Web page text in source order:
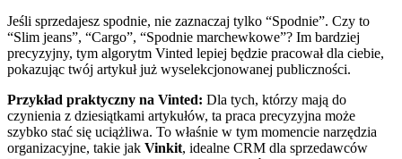
Jeśli sprzedajesz spodnie, nie zaznaczaj tylko “Spodnie”. Czy to
“Slim jeans”, “Cargo”, “Spodnie marchewkowe”? Im bardziej
precyzyjny, tym algorytm Vinted lepiej będzie pracował dla ciebie,
pokazując twój artykuł już wyselekcjonowanej publiczności.
Przykład praktyczny na Vinted: Dla tych, którzy mają do
czynienia z dziesiątkami artykułów, ta praca precyzyjna może
szybko stać się uciążliwa. To właśnie w tym momencie narzędzia
organizacyjne, takie jak Vinkit, idealne CRM dla sprzedawców